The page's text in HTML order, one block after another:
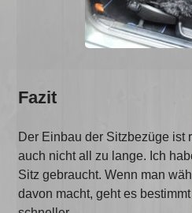
Fazit
Der Einbau der Sitzbezüge ist
auch nicht all zu lange. Ich
Sitz gebraucht. Wenn man
davon macht, geht es